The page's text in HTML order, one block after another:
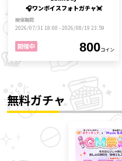
🎧ワンボイスフォトガチャ💓
開催期間
2026/07/31 18:00 - 2026/08/19 23:59
開催中 800コイン
無料ガチャ